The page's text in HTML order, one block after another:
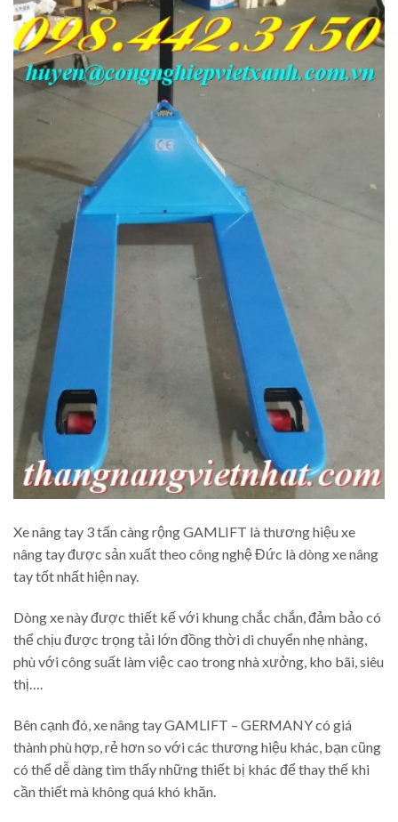
Xe nâng tay 3 tấn càng rộng GAMLIFT là thương hiệu xe
nâng tay được sản xuất theo công nghệ Đức là dòng xe nâng
tay tốt nhất hiện nay.
Dòng xe này được thiết kế với khung chắc chắn, đảm bảo có
thể chịu được trọng tải lớn đồng thời di chuyển nhẹ nhàng,
phù với công suất làm việc cao trong nhà xưởng, kho bãi, siêu
thị….
Bên cạnh đó, xe nâng tay GAMLIFT – GERMANY có giá
thành phù hợp, rẻ hơn so với các thương hiệu khác, bạn cũng
có thể dễ dàng tìm thấy những thiết bị khác để thay thế khi
cần thiết mà không quá khó khăn.